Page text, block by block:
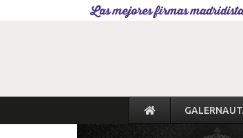
Las mejores firmas